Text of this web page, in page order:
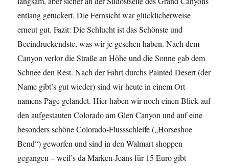
entlang getuckert. Die Fernsicht war glücklicherweise
erneut gut. Fazit: Die Schlucht ist das Schönste und
Beeindruckendste, was wir je gesehen haben. Nach dem
Canyon verlor die Straße an Höhe und die Sonne gab dem
Schnee den Rest. Nach der Fahrt durchs Painted Desert (der
Name gibt’s gut wieder) sind wir heute in einem Ort
namens Page gelandet. Hier haben wir noch einen Blick auf
den aufgestauten Colorado am Glen Canyon und auf eine
besonders schöne Colorado-Flussschleife („Horseshoe
Bend“) geworfen und sind in den Walmart shoppen
gegangen – weil’s da Marken-Jeans für 15 Euro gibt